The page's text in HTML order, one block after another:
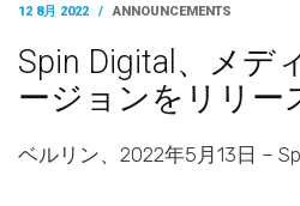
12 8月 2022 / ANNOUNCEMENTS
Spin Digital、メデ
ージョンをリリー
ベルリン、2022年5月13日 –